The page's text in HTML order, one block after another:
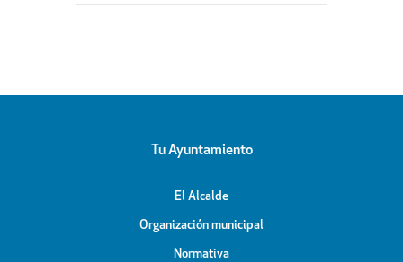
Tu Ayuntamiento
El Alcalde
Organización municipal
Normativa